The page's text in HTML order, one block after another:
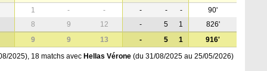
1 - - - - -
90'
8 9 12 - 5 1
826'
9 9 13 - 5 1
916'
2025), 18 matchs avec Hellas Vérone (du 31/08/2025 au 25/05/2026)